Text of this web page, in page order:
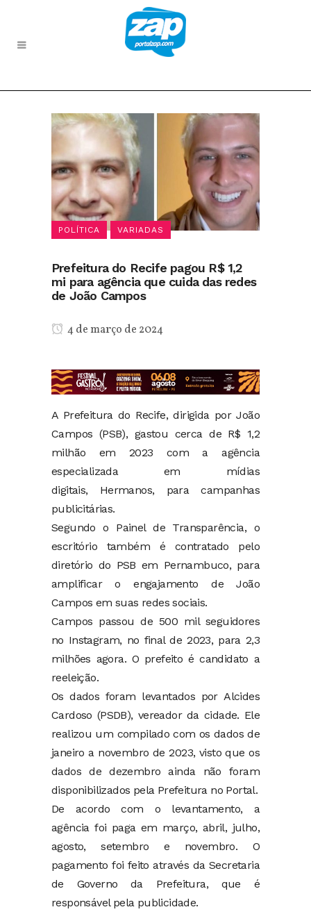
POLÍTICA VARIADAS
Prefeitura do Recife pagou R$ 1,2
mi para agência que cuida das redes
de João Campos
4 de março de 2024
A Prefeitura do Recife, dirigida por João
Campos (PSB), gastou cerca de R$ 1,2
milhão em 2023 com a agência
especializada em mídias
digitais, Hermanos, para campanhas
publicitárias.
Segundo o Painel de Transparência, o
escritório também é contratado pelo
diretório do PSB em Pernambuco, para
amplificar o engajamento de João
Campos em suas redes sociais.
Campos passou de 500 mil seguidores
no Instagram, no final de 2023, para 2,3
milhões agora. O prefeito é candidato a
reeleição.
Os dados foram levantados por Alcides
Cardoso (PSDB), vereador da cidade. Ele
realizou um compilado com os dados de
janeiro a novembro de 2023, visto que os
dados de dezembro ainda não foram
disponibilizados pela Prefeitura no Portal.
De acordo com o levantamento, a
agência foi paga em março, abril, julho,
agosto, setembro e novembro. O
pagamento foi feito através da Secretaria
de Governo da Prefeitura, que é
responsável pela publicidade.